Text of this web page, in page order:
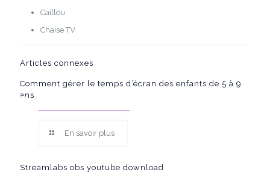
Caillou
Chaise TV
Articles connexes
Comment gérer le temps d’écran des enfants de 5 à 9
ans
En savoir plus
Streamlabs obs youtube download